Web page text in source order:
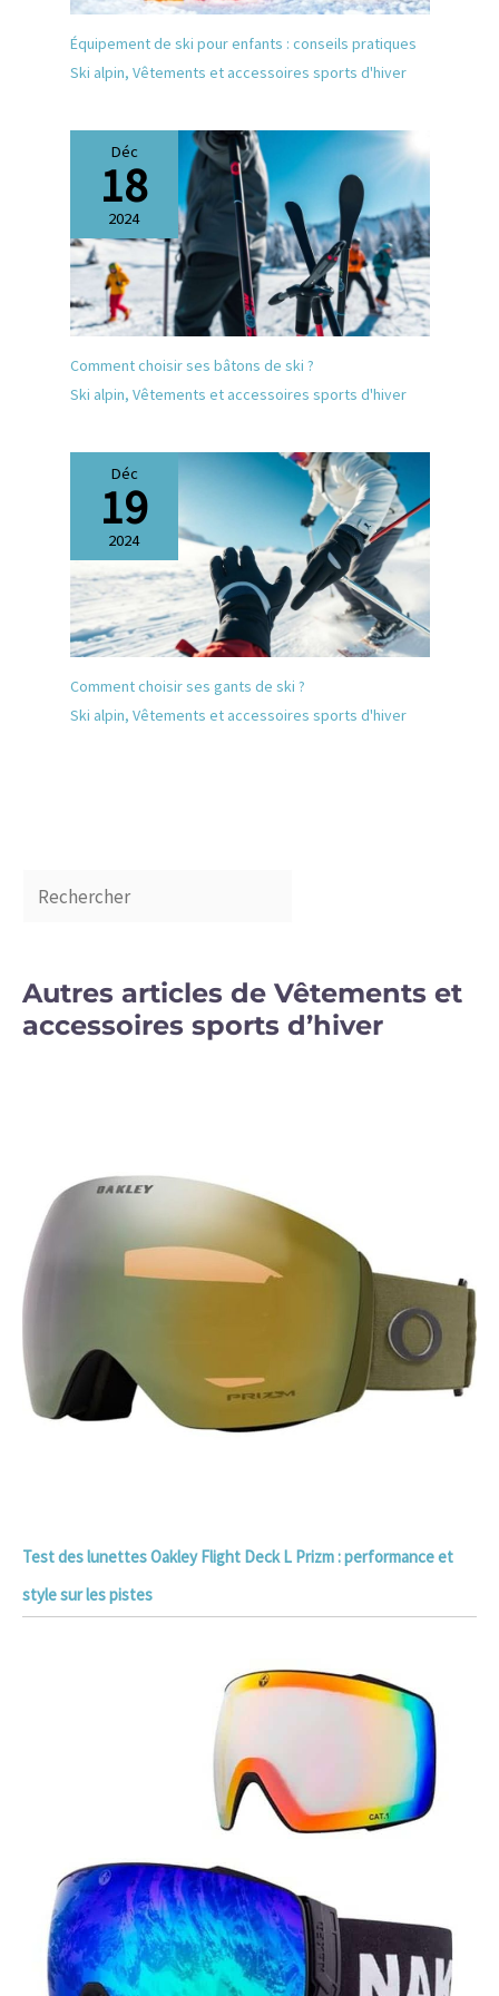
Équipement de ski pour enfants : conseils pratiques
Ski alpin, Vêtements et accessoires sports d'hiver
Déc
18
2024
Comment choisir ses bâtons de ski ?
Ski alpin, Vêtements et accessoires sports d'hiver
Déc
19
2024
Comment choisir ses gants de ski ?
Ski alpin, Vêtements et accessoires sports d'hiver
Autres articles de Vêtements et
accessoires sports d’hiver
Test des lunettes Oakley Flight Deck L Prizm : performance et
style sur les pistes